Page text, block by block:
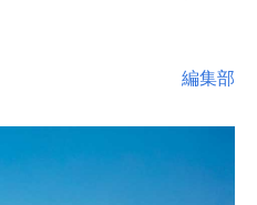
編集部